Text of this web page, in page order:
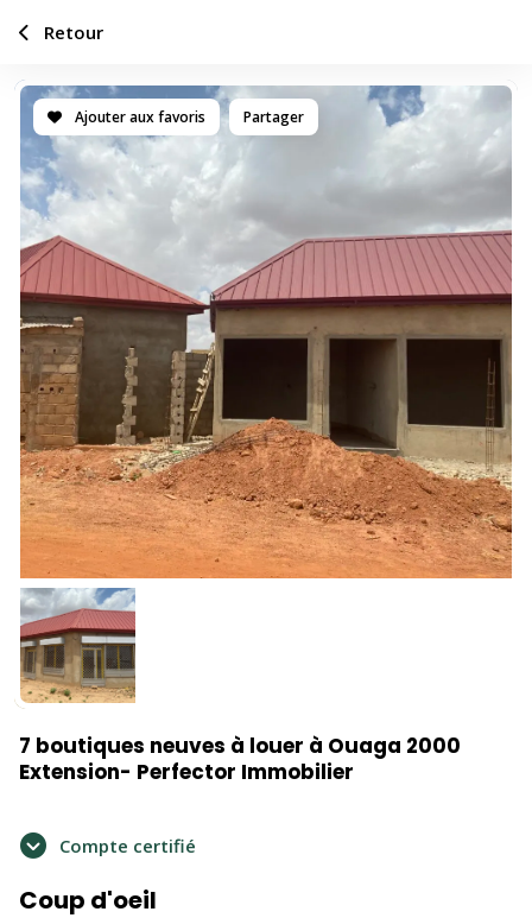
Ajouter aux favoris Partager
7 boutiques neuves à louer à Ouaga 2000
Extension- Perfector Immobilier
Compte certifié
Coup d'oeil
Retour